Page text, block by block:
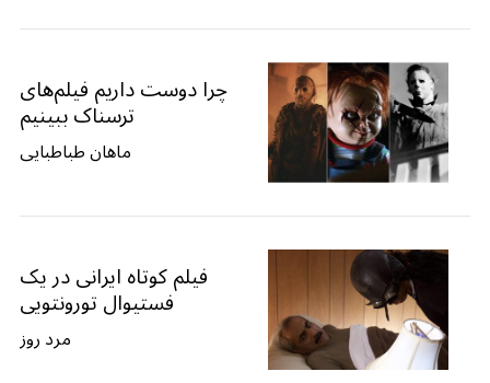
چرا دوست داریم فیلم‌های
ترسناک ببینیم
ماهان طباطبایی
فیلم کوتاه ایرانی در یک
فستیوال تورونتویی
مرد روز